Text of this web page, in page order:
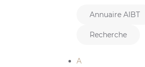
Annuaire AIBT
Recherche
A